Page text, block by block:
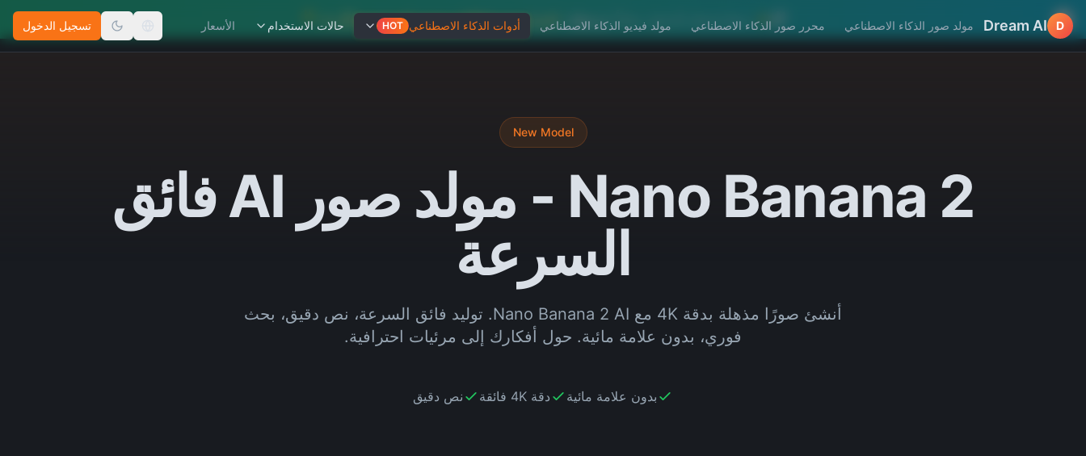
✨ سجل/سجل الدخول مجاناً، زد حدك , اشترك بدون إعلانات وبدون قيود جربه الآن → ✨ D
Dream AI مولد صور الذكاء الاصطناعي محرر صور الذكاء الاصطناعي مولد فيديو الذكاء الاصطناعي أدوات الذكاء الاصطناعي HOT حالات الاستخدام الأسعار تغيير اللغة تسجيل الدخول
New Model
Nano Banana 2 - مولد صور AI فائق
السرعة
أنشئ صورًا مذهلة بدقة 4K مع Nano Banana 2 AI. توليد فائق السرعة، نص دقيق، بحث
فوري، بدون علامة مائية. حول أفكارك إلى مرئيات احترافية.
بدون علامة مائية دقة 4K فائقة نص دقيق